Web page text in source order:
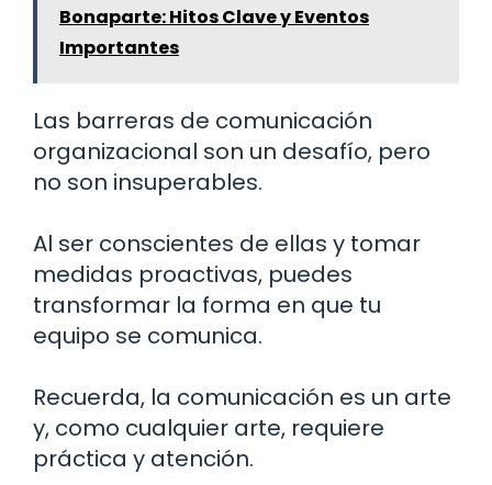
Bonaparte: Hitos Clave y Eventos
Importantes
Las barreras de comunicación
organizacional son un desafío, pero
no son insuperables.
Al ser conscientes de ellas y tomar
medidas proactivas, puedes
transformar la forma en que tu
equipo se comunica.
Recuerda, la comunicación es un arte
y, como cualquier arte, requiere
práctica y atención.